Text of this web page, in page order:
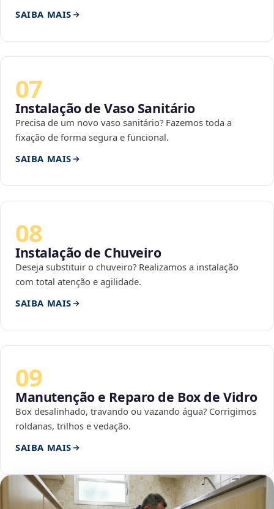
SAIBA MAIS
07
Instalação de Vaso Sanitário
Precisa de um novo vaso sanitário? Fazemos toda a
fixação de forma segura e funcional.
SAIBA MAIS
08
Instalação de Chuveiro
Deseja substituir o chuveiro? Realizamos a instalação
com total atenção e agilidade.
SAIBA MAIS
09
Manutenção e Reparo de Box de Vidro
Box desalinhado, travando ou vazando água? Corrigimos
roldanas, trilhos e vedação.
SAIBA MAIS